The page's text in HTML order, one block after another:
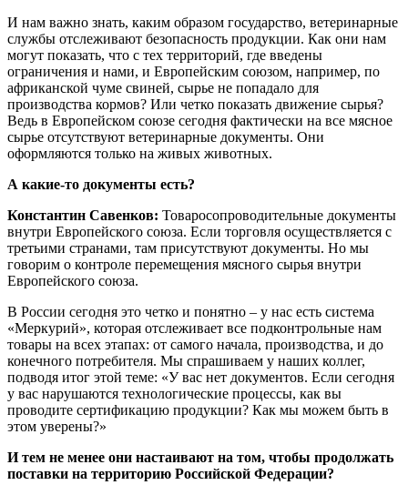
И нам важно знать, каким образом государство, ветеринарные
службы отслеживают безопасность продукции. Как они нам
могут показать, что с тех территорий, где введены
ограничения и нами, и Европейским союзом, например, по
африканской чуме свиней, сырье не попадало для
производства кормов? Или четко показать движение сырья?
Ведь в Европейском союзе сегодня фактически на все мясное
сырье отсутствуют ветеринарные документы. Они
оформляются только на живых животных.
А какие-то документы есть?
Константин Савенков: Товаросопроводительные документы
внутри Европейского союза. Если торговля осуществляется с
третьими странами, там присутствуют документы. Но мы
говорим о контроле перемещения мясного сырья внутри
Европейского союза.
В России сегодня это четко и понятно – у нас есть система
«Меркурий», которая отслеживает все подконтрольные нам
товары на всех этапах: от самого начала, производства, и до
конечного потребителя. Мы спрашиваем у наших коллег,
подводя итог этой теме: «У вас нет документов. Если сегодня
у вас нарушаются технологические процессы, как вы
проводите сертификацию продукции? Как мы можем быть в
этом уверены?»
И тем не менее они настаивают на том, чтобы продолжать
поставки на территорию Российской Федерации?